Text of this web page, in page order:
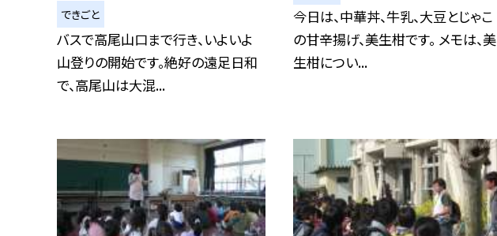
できごと
バスで高尾山口まで行き、いよいよ
山登りの開始です。絶好の遠足日和
で、高尾山は大混...
今日は、中華丼、牛乳、大豆とじゃこ
の甘辛揚げ、美生柑です。 メモは、美
生柑につい...